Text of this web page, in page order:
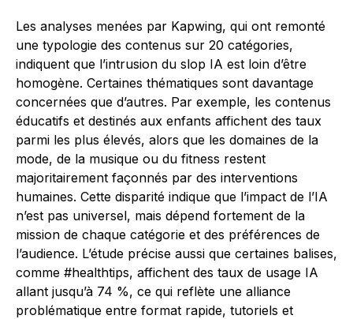
Les analyses menées par Kapwing, qui ont remonté
une typologie des contenus sur 20 catégories,
indiquent que l’intrusion du slop IA est loin d’être
homogène. Certaines thématiques sont davantage
concernées que d’autres. Par exemple, les contenus
éducatifs et destinés aux enfants affichent des taux
parmi les plus élevés, alors que les domaines de la
mode, de la musique ou du fitness restent
majoritairement façonnés par des interventions
humaines. Cette disparité indique que l’impact de l’IA
n’est pas universel, mais dépend fortement de la
mission de chaque catégorie et des préférences de
l’audience. L’étude précise aussi que certaines balises,
comme #healthtips, affichent des taux de usage IA
allant jusqu’à 74 %, ce qui reflète une alliance
problématique entre format rapide, tutoriels et